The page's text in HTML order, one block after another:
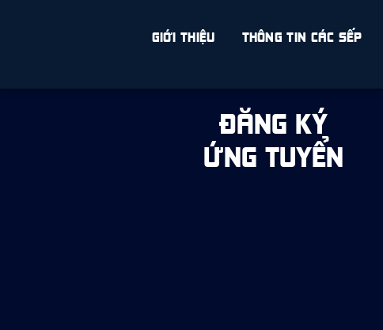
GIỚI THIỆU THÔNG TIN CÁC SẾP
ĐĂNG KÝ
ỨNG TUYỂN